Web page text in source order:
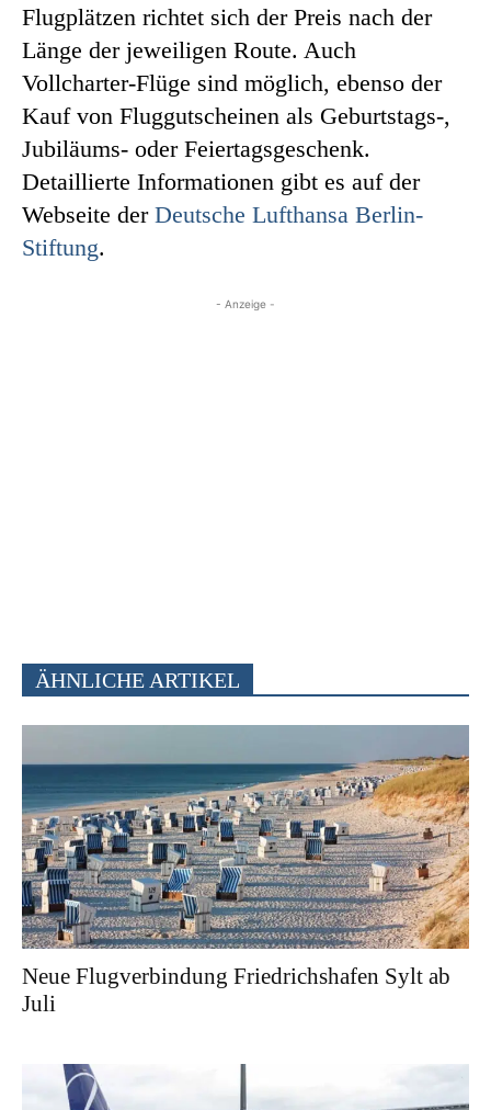
Flugplätzen richtet sich der Preis nach der
Länge der jeweiligen Route. Auch
Vollcharter-Flüge sind möglich, ebenso der
Kauf von Fluggutscheinen als Geburtstags-,
Jubiläums- oder Feiertagsgeschenk.
Detaillierte Informationen gibt es auf der
Webseite der Deutsche Lufthansa Berlin-
Stiftung.
- Anzeige -
ÄHNLICHE ARTIKEL
Neue Flugverbindung Friedrichshafen Sylt ab
Juli